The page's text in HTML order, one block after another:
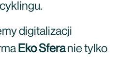
digitalizacji
Eko Sferanie tylko